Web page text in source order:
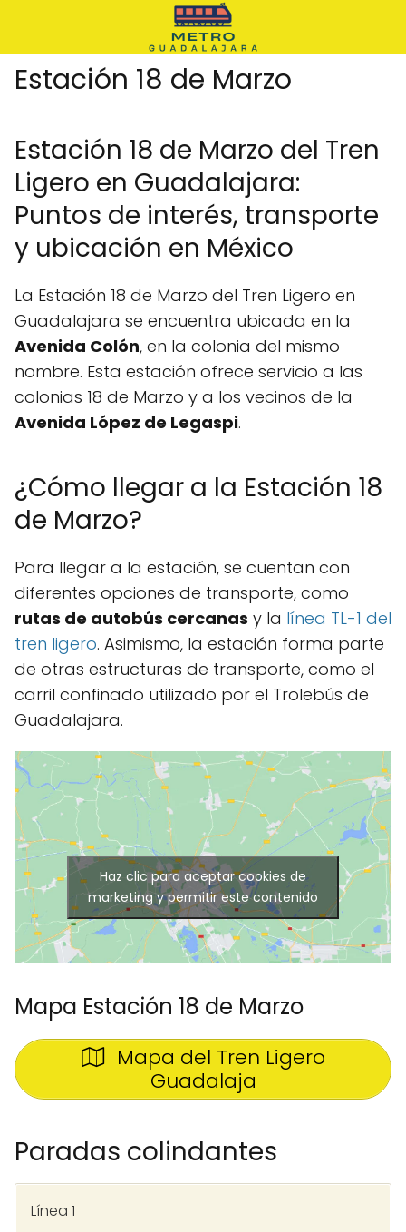
Estación 18 de Marzo
Estación 18 de Marzo del Tren
Ligero en Guadalajara:
Puntos de interés, transporte
y ubicación en México
La Estación 18 de Marzo del Tren Ligero en
Guadalajara se encuentra ubicada en la
Avenida Colón, en la colonia del mismo
nombre. Esta estación ofrece servicio a las
colonias 18 de Marzo y a los vecinos de la
Avenida López de Legaspi.
¿Cómo llegar a la Estación 18
de Marzo?
Para llegar a la estación, se cuentan con
diferentes opciones de transporte, como
rutas de autobús cercanas y la línea TL-1 del
tren ligero. Asimismo, la estación forma parte
de otras estructuras de transporte, como el
carril confinado utilizado por el Trolebús de
Guadalajara.
Haz clic para aceptar cookies de
marketing y permitir este contenido
Mapa Estación 18 de Marzo
Mapa del Tren Ligero
Guadalaja
Paradas colindantes
Línea 1